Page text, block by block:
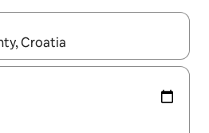
、上下の矢印キーを使って移動するか